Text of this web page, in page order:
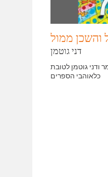
והשכן ממול
דני גוטמן
ודני גוטמן לטובת
כלאוהבי הספרים